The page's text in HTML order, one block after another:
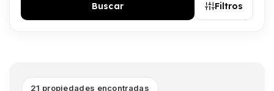
Buscar Filtros
21 propiedades encontradas